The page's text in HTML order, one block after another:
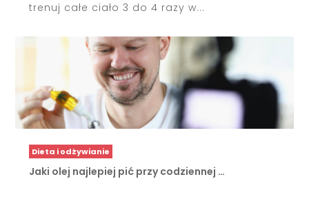
trenuj całe ciało 3 do 4 razy w...
Dieta i odżywianie
Jaki olej najlepiej pić przy codziennej …